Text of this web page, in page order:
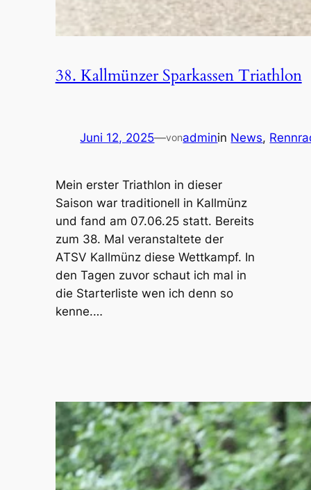
38. Kallmünzer Sparkassen Triathlon
Juni 12, 2025—vonadminin News,
Mein erster Triathlon in dieser
Saison war traditionell in Kallmünz
und fand am 07.06.25 statt. Bereits
zum 38. Mal veranstaltete der
ATSV Kallmünz diese Wettkampf. In
den Tagen zuvor schaut ich mal in
die Starterliste wen ich denn so
kenne.…